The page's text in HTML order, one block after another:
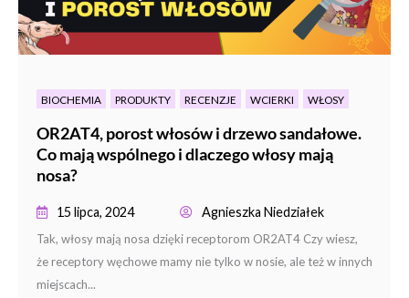
BIOCHEMIA PRODUKTY RECENZJE WCIERKI WŁOSY
OR2AT4, porost włosów i drzewo sandałowe.
Co mają wspólnego i dlaczego włosy mają
nosa?
15 lipca, 2024 Agnieszka Niedziałek
Tak, włosy mają nosa dzięki receptorom OR2AT4 Czy wiesz,
że receptory węchowe mamy nie tylko w nosie, ale też w innych
miejscach...